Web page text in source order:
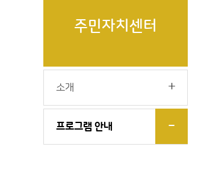
주민자치센터
소개
프로그램 안내